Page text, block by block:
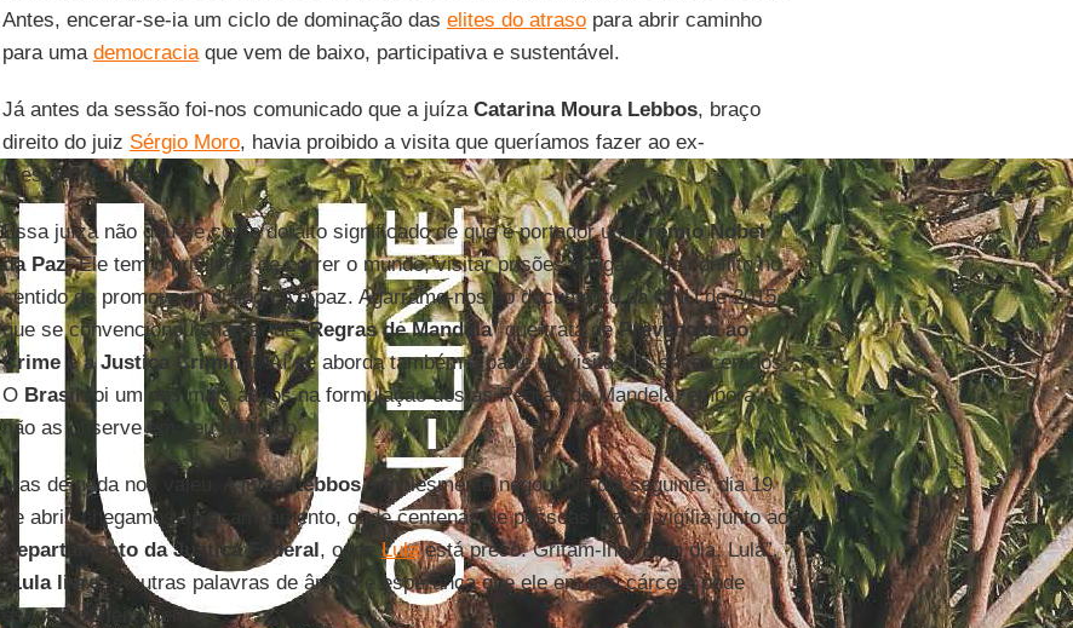
Antes, encerar-se-ia um ciclo de dominação das elites do atrasopara abrir caminho
para uma democraciaque vem de baixo, participativa e sustentável.
Já antes da sessão foi-nos comunicado que a juíza Catarina Moura Lebbos, braço
direito do juiz Sérgio Moro, havia proibido a visita que queríamos fazer ao ex-
presidenteLula.
Essa juíza não deu-se conta do alto significado de que é portador umPrêmio Nobel
da Paz. Ele tem o privilégio de correr o mundo, visitar prisões e lugares de conflito no
sentido de promover o diálogo e a paz. Agarramo-nos ao documento da ONU de 2015
que se convencionou chamar de “Regras de Mandela” que trata dePrevenção ao
Crime e a Justiça Criminal . Aí se aborda também a parte da visita aos encarcerados.
O Brasilfoi um dos mais ativos na formulação destas Regras de Mandela, embora
não as observe em seu território.
Mas de nada nos valeu. A juízaLebbossimplesmente negou, No dia seguinte, dia 19
de abril, chegamos ao acampamento, onde centenas de pessoas fazem vigília junto ao
Departamento da Justiça Federal, ondeLulaestá preso. Gritam-lhe “Bom dia, Lula”,
“Lula livre” e outras palavras de ânimo e esperança que ele em seu cárcere pode
escutar perfeitamente.